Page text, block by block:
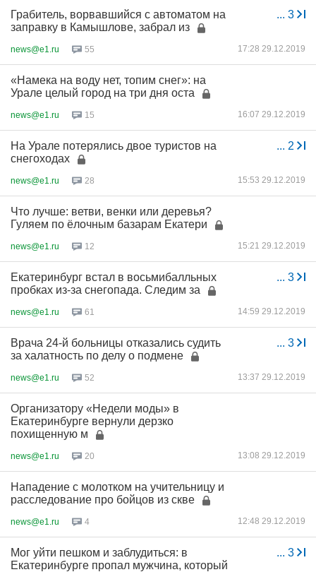
... 3
Грабитель, ворвавшийся с автоматом на
заправку в Камышлове, забрал из
news@e1.ru 55 17:28 29.12.2019
«Намека на воду нет, топим снег»: на
Урале целый город на три дня оста
news@e1.ru 15 16:07 29.12.2019
... 2
На Урале потерялись двое туристов на
снегоходах
news@e1.ru 28 15:53 29.12.2019
Что лучше: ветви, венки или деревья?
Гуляем по ёлочным базарам Екатери
news@e1.ru 12 15:21 29.12.2019
... 3
Екатеринбург встал в восьмибалльных
пробках из-за снегопада. Следим за
news@e1.ru 61 14:59 29.12.2019
... 3
Врача 24-й больницы отказались судить
за халатность по делу о подмене
news@e1.ru 52 13:37 29.12.2019
Организатору «Недели моды» в
Екатеринбурге вернули дерзко
похищенную м
news@e1.ru 20 13:08 29.12.2019
Нападение с молотком на учительницу и
расследование про бойцов из скве
news@e1.ru 4 12:48 29.12.2019
... 3
Мог уйти пешком и заблудиться: в
Екатеринбурге пропал мужчина, который